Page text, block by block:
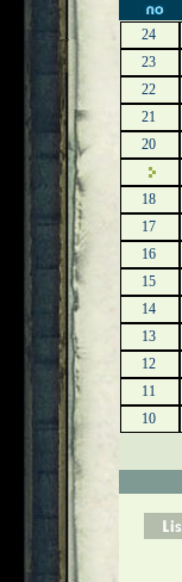
24
23
22
21
20
18
17
16
15
14
13
12
11
10